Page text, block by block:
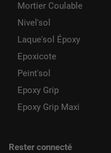
Mortier Coulable
Nivel'sol
Laque'sol Époxy
Epoxicote
Peint'sol
Epoxy Grip
Epoxy Grip Maxi
Rester connecté